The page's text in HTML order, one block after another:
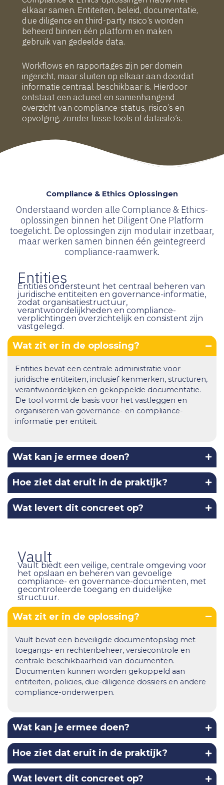
elkaar samen. Entiteiten, beleid, documentatie,
due diligence en third-party risico’s worden
beheerd binnen één platform en maken
gebruik van gedeelde data.
Workflows en rapportages zijn per domein
ingericht, maar sluiten op elkaar aan doordat
informatie centraal beschikbaar is. Hierdoor
ontstaat een actueel en samenhangend
overzicht van compliance-status, risico’s en
opvolging, zonder losse tools of datasilo’s.
Compliance & Ethics Oplossingen
Onderstaand worden alle Compliance & Ethics-
oplossingen binnen het Diligent One Platform
toegelicht. De oplossingen zijn modulair inzetbaar,
maar werken samen binnen één geïntegreerd
compliance-raamwerk.
Entities
Entities ondersteunt het centraal beheren van
juridische entiteiten en governance-informatie,
zodat organisatiestructuur,
verantwoordelijkheden en compliance-
verplichtingen overzichtelijk en consistent zijn
vastgelegd.
Wat zit er in de oplossing?
Entities bevat een centrale administratie voor
juridische entiteiten, inclusief kenmerken, structuren,
verantwoordelijken en gekoppelde documentatie.
De tool vormt de basis voor het vastleggen en
organiseren van governance- en compliance-
informatie per entiteit.
Wat kan je ermee doen?
Hoe ziet dat eruit in de praktijk?
Wat levert dit concreet op?
Vault
Vault biedt een veilige, centrale omgeving voor
het opslaan en beheren van gevoelige
compliance- en governance-documenten, met
gecontroleerde toegang en duidelijke
structuur.
Wat zit er in de oplossing?
Vault bevat een beveiligde documentopslag met
toegangs- en rechtenbeheer, versiecontrole en
centrale beschikbaarheid van documenten.
Documenten kunnen worden gekoppeld aan
entiteiten, policies, due-diligence dossiers en andere
compliance-onderwerpen.
Wat kan je ermee doen?
Hoe ziet dat eruit in de praktijk?
Wat levert dit concreet op?